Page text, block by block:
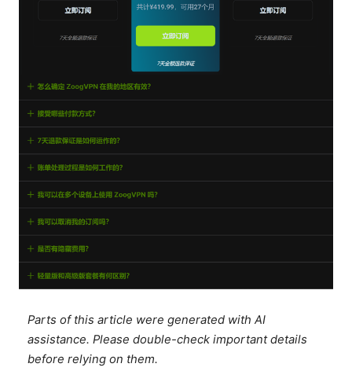
Parts of this article were generated with AI
assistance. Please double-check important details
before relying on them.